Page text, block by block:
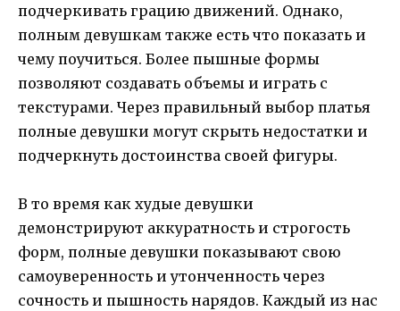
подчеркивать грацию движений. Однако,
полным девушкам также есть что показать и
чему поучиться. Более пышные формы
позволяют создавать объемы и играть с
текстурами. Через правильный выбор платья
полные девушки могут скрыть недостатки и
подчеркнуть достоинства своей фигуры.
В то время как худые девушки
демонстрируют аккуратность и строгость
форм, полные девушки показывают свою
самоуверенность и утонченность через
сочность и пышность нарядов. Каждый из нас